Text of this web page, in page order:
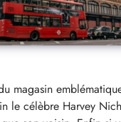
magasin
le célèbre Harvey